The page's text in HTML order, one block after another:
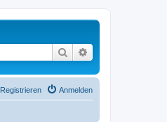
Suche
Anmelden
Registrieren